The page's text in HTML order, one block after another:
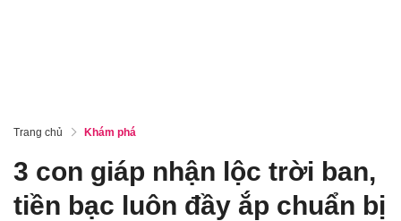
Trang chủ Khám phá
3 con giáp nhận lộc trời ban,
tiền bạc luôn đầy ắp chuẩn bị